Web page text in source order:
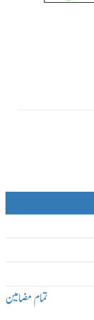
تمام مضامین